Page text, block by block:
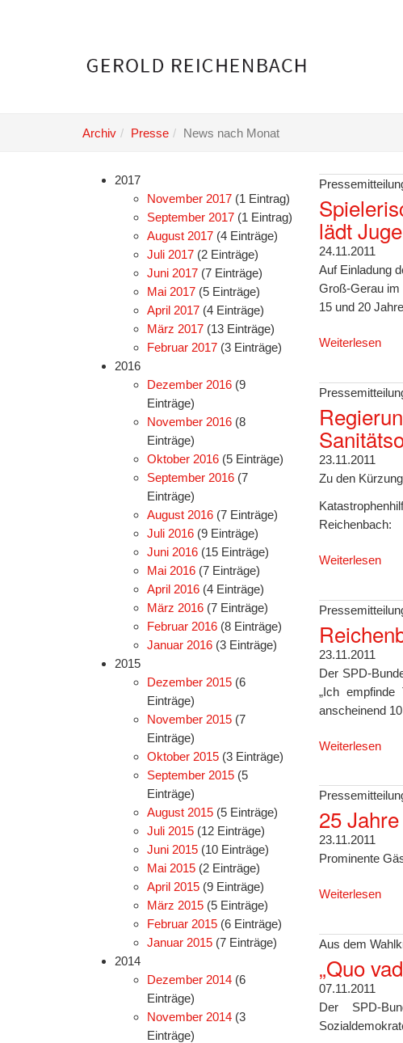
Archiv Presse News nach Monat
2017
November 2017 (1 Eintrag)
September 2017 (1 Eintrag)
August 2017 (4 Einträge)
Juli 2017 (2 Einträge)
Juni 2017 (7 Einträge)
Mai 2017 (5 Einträge)
April 2017 (4 Einträge)
März 2017 (13 Einträge)
Februar 2017 (3 Einträge)
2016
Dezember 2016 (9
Einträge)
November 2016 (8
Einträge)
Oktober 2016 (5 Einträge)
September 2016 (7
Einträge)
August 2016 (7 Einträge)
Juli 2016 (9 Einträge)
Juni 2016 (15 Einträge)
Mai 2016 (7 Einträge)
April 2016 (4 Einträge)
März 2016 (7 Einträge)
Februar 2016 (8 Einträge)
Januar 2016 (3 Einträge)
2015
Dezember 2015 (6
Einträge)
November 2015 (7
Einträge)
Oktober 2015 (3 Einträge)
September 2015 (5
Einträge)
August 2015 (5 Einträge)
Juli 2015 (12 Einträge)
Juni 2015 (10 Einträge)
Mai 2015 (2 Einträge)
April 2015 (9 Einträge)
März 2015 (5 Einträge)
Februar 2015 (6 Einträge)
Januar 2015 (7 Einträge)
2014
Dezember 2014 (6
Einträge)
November 2014 (3
Einträge)
lädt
24.11.2011
Auf Einladung
Groß-Gerau im
15 und 20
Weiterlesen
23.11.2011
Zu den
Reichenbach:
Weiterlesen
23.11.2011
Der SPD-
„Ich
anscheinend
Weiterlesen
25
23.11.2011
Prominente
Weiterlesen
Aus dem
„Quo
07.11.2011
Der SPD-